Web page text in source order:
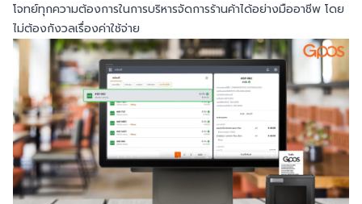
โจทย์ทุกความต้องการในการบริหารจัดการร้านค้าได้อย่างมืออาชีพ โดย
ไม่ต้องกังวลเรื่องค่าใช้จ่าย